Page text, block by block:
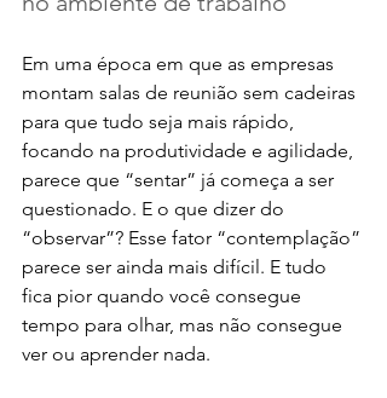
Em uma época em que as empresas
montam salas de reunião sem cadeiras
para que tudo seja mais rápido,
focando na produtividade e agilidade,
parece que “sentar” já começa a ser
questionado. E o que dizer do
“observar”? Esse fator “contemplação”
parece ser ainda mais difícil. E tudo
fica pior quando você consegue
tempo para olhar, mas não consegue
ver ou aprender nada.